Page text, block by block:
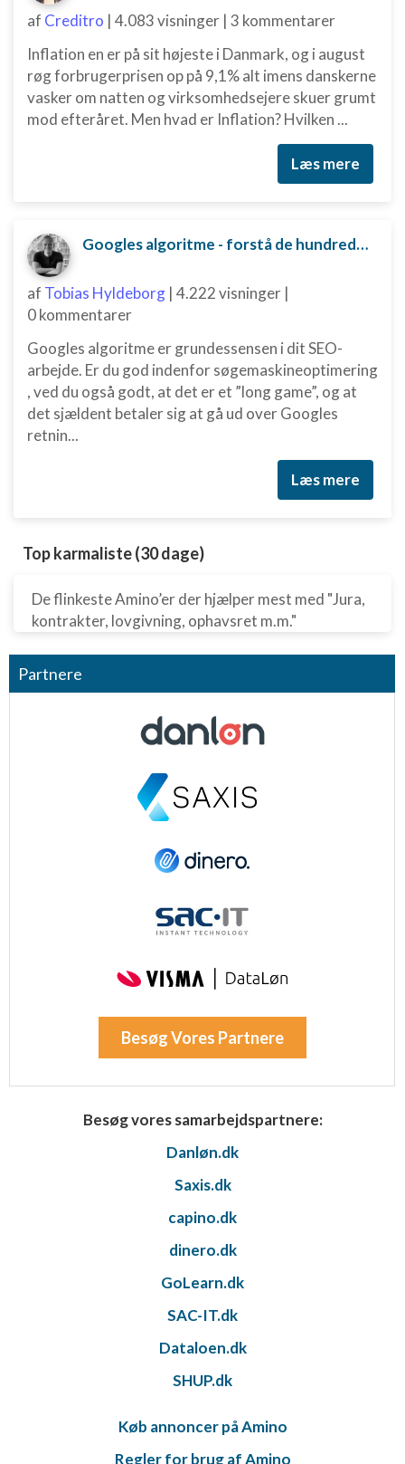
af Creditro | 4.083 visninger | 3 kommentarer
Inflation en er på sit højeste i Danmark, og i august
røg forbrugerprisen op på 9,1% alt imens danskerne
vasker om natten og virksomhedsejere skuer grumt
mod efteråret. Men hvad er Inflation? Hvilken ...
Læs mere
Googles algoritme - forstå de hundredvis af parametre bag
af Tobias Hyldeborg | 4.222 visninger |
0 kommentarer
Googles algoritme er grundessensen i dit SEO-
arbejde. Er du god indenfor søgemaskineoptimering
, ved du også godt, at det er et ”long game”, og at
det sjældent betaler sig at gå ud over Googles
retnin...
Læs mere
Top karmaliste (30 dage)
De flinkeste Amino’er der hjælper mest med "Jura,
kontrakter, lovgivning, ophavsret m.m."
Partnere
Besøg Vores Partnere
Besøg vores samarbejdspartnere:
Danløn.dk
Saxis.dk
capino.dk
dinero.dk
GoLearn.dk
SAC-IT.dk
Dataloen.dk
SHUP.dk
Køb annoncer på Amino
Regler for brug af Amino